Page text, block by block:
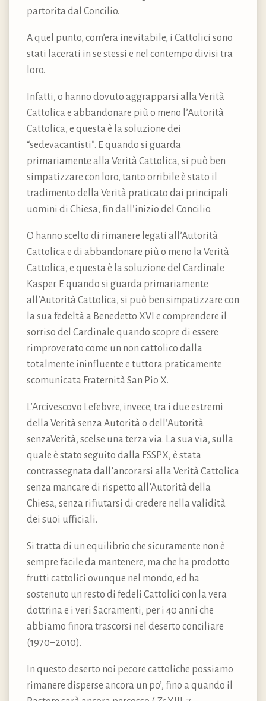
partorita dal Concilio.
A quel punto, com’era inevitabile, i Cattolici sono
stati lacerati in se stessi e nel contempo divisi tra
loro.
Infatti, o hanno dovuto aggrapparsi alla Verità
Cattolica e abbandonare più o meno l’Autorità
Cattolica, e questa è la soluzione dei
“sedevacantisti”. E quando si guarda
primariamente alla Verità Cattolica, si può ben
simpatizzare con loro, tanto orribile è stato il
tradimento della Verità praticato dai principali
uomini di Chiesa, fin dall’inizio del Concilio.
O hanno scelto di rimanere legati all’Autorità
Cattolica e di abbandonare più o meno la Verità
Cattolica, e questa è la soluzione del Cardinale
Kasper. E quando si guarda primariamente
all’Autorità Cattolica, si può ben simpatizzare con
la sua fedeltà a Benedetto XVI e comprendere il
sorriso del Cardinale quando scopre di essere
rimproverato come un non cattolico dalla
totalmente ininfluente e tuttora praticamente
scomunicata Fraternità San Pio X.
L’Arcivescovo Lefebvre, invece, tra i due estremi
della Verità senza Autorità o dell’Autorità
senzaVerità, scelse una terza via. La sua via, sulla
quale è stato seguito dalla FSSPX, è stata
contrassegnata dall’ancorarsi alla Verità Cattolica
senza mancare di rispetto all’Autorità della
Chiesa, senza rifiutarsi di credere nella validità
dei suoi ufficiali.
Si tratta di un equilibrio che sicuramente non è
sempre facile da mantenere, ma che ha prodotto
frutti cattolici ovunque nel mondo, ed ha
sostenuto un resto di fedeli Cattolici con la vera
dottrina e i veri Sacramenti, per i 40 anni che
abbiamo finora trascorsi nel deserto conciliare
(1970–2010).
In questo deserto noi pecore cattoliche possiamo
rimanere disperse ancora un po’, fino a quando il